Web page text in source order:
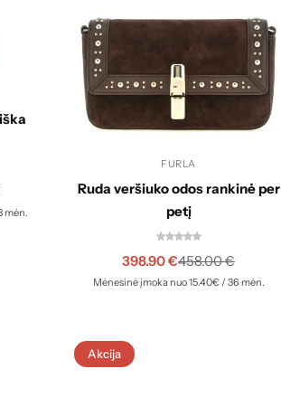
mėn.
FURLA
Ruda veršiuko odos rankinė per
petį
458.00€
398.90€
Mėnesinė įmoka nuo 15.40€ / 36 mėn.
Akcija